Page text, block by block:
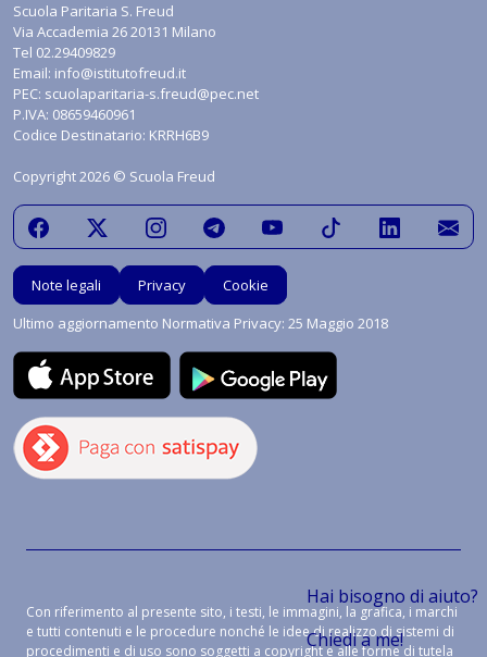
Hai bisogno di aiuto?
Chiedi a me!
Scuola Paritaria S. Freud
Via Accademia 26 20131 Milano
Tel 02.29409829
Email: info@istitutofreud.it
PEC: scuolaparitaria-s.freud@pec.net
P.IVA: 08659460961
Codice Destinatario: KRRH6B9
Copyright 2026 © Scuola Freud
Note legali Privacy
Cookie
Ultimo aggiornamento Normativa Privacy: 25 Maggio 2018
Con riferimento al presente sito, i testi, le immagini, la grafica, i marchi
e tutti contenuti e le procedure nonché le idee di realizzo di sistemi di
procedimenti e di uso sono soggetti a copyright e alle forme di tutela